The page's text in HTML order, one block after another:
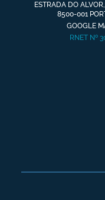
ESTRADA DO
8500-001
GOOGLE
RNET Nº